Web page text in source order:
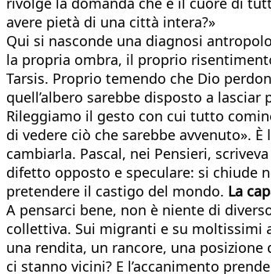
avere pietà di una città intera?»
Qui si nasconde una diagnosi
la propria ombra, il proprio
Tarsis. Proprio temendo che Dio
quell’albero sarebbe disposto a
Rileggiamo il gesto con cui tutto
di vedere ciò che sarebbe avvenuto».
cambiarla. Pascal, nei Pensieri,
difetto opposto e speculare: si chiude
pretendere il castigo del mondo. La
A pensarci bene, non è niente di
collettiva. Sui migranti e su moltissimi
una rendita, un rancore, una
ci stanno vicini? E l’accanimento